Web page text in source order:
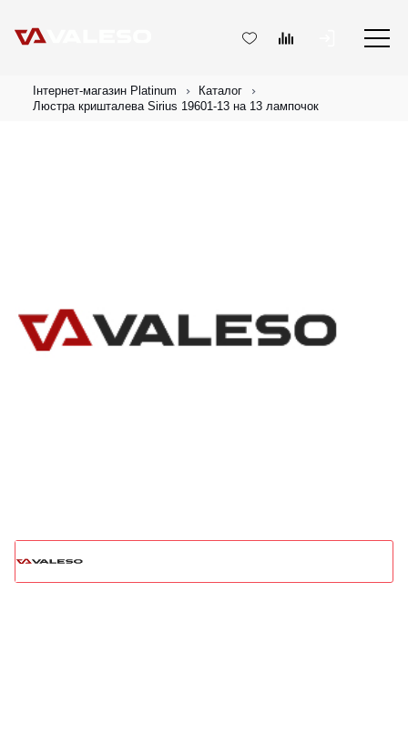
Інтернет-магазин Platinum
Каталог
Люстра кришталева Sirius 19601-13 на 13 лампочок